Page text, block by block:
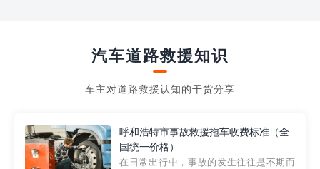
汽车道路救援知识
车主对道路救援认知的干货分享
呼和浩特市事故救援拖车收费标准（全
国统一价格）
在日常出行中，事故的发生往往是不期而